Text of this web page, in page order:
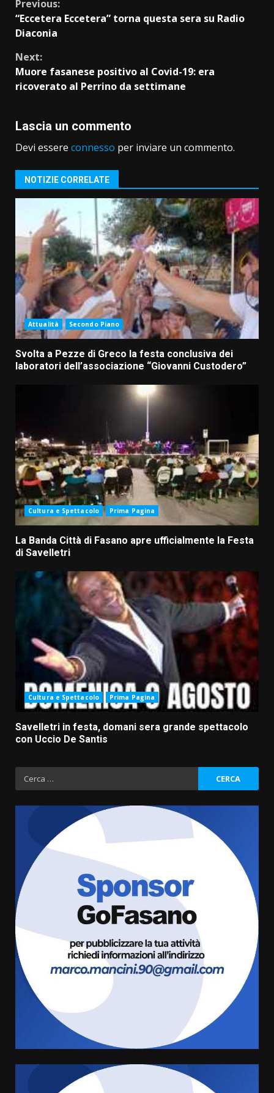
Continue
Reading
Previous:
“Eccetera Eccetera” torna questa sera su Radio
Diaconia
Next:
Muore fasanese positivo al Covid-19: era
ricoverato al Perrino da settimane
Lascia un commento
Devi essere connesso per inviare un commento.
NOTIZIE CORRELATE
Attualità Secondo Piano
Svolta a Pezze di Greco la festa conclusiva dei
laboratori dell’associazione “Giovanni Custodero”
Cultura e Spettacolo Prima Pagina
La Banda Città di Fasano apre ufficialmente la Festa
di Savelletri
Cultura e Spettacolo Prima Pagina
Savelletri in festa, domani sera grande spettacolo
con Uccio De Santis
Ricerca
per:
3
Politiche Giovanili e Mobilità
Sostenibile: premiati gli studenti
universitari del bando “La strada
giusta”
8 Agosto 2026 07:15
“I Contestatori: Musica di
Rivoluzione”: nuovo
appuntamento con “Fasano in
Banda”
7 Agosto 2026 06:05
US Fasano, Scianaro: “Profonda
amarezza per esclusione dal
Fasanese ferito a colpi di arma
da fuoco